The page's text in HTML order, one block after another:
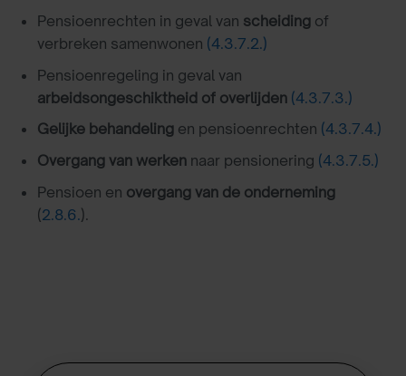
Pensioenrechten in geval van scheidingof
verbreken samenwonen (4.3.7.2.)
Pensioenregeling in geval van
arbeidsongeschiktheid of overlijden (4.3.7.3.)
Gelijke behandelingen pensioenrechten (4.3.7.4.)
Overgang van werkennaar pensionering (4.3.7.5.)
Pensioen en overgang van de onderneming
(2.8.6.).